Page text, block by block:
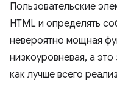
Пользовательские
HTML и определять
невероятно мощная
низкоуровневая, а это
как лучше всего